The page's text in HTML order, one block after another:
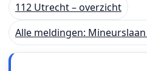
112 Utrecht – overzicht
Alle meldingen: